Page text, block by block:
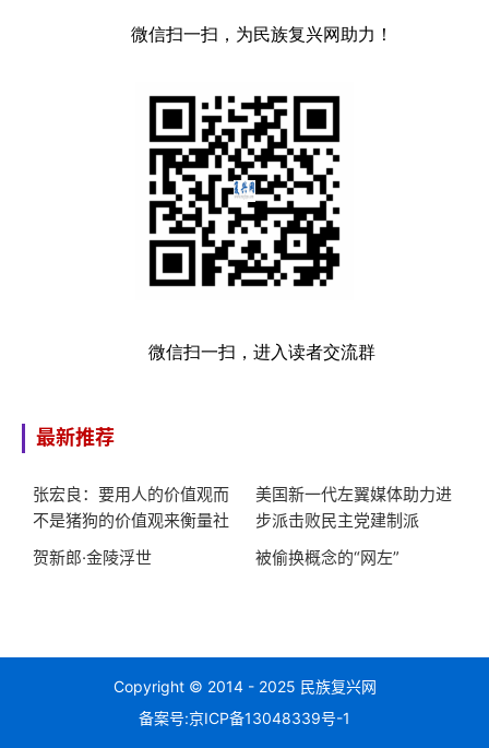
微信扫一扫，为民族复兴网助力！
微信扫一扫，进入读者交流群
最新推荐
张宏良：要用人的价值观而
不是猪狗的价值观来衡量社
会
美国新一代左翼媒体助力进
步派击败民主党建制派
贺新郎·金陵浮世
被偷换概念的“网左”
Copyright © 2014 - 2025 民族复兴网
备案号:京ICP备13048339号-1